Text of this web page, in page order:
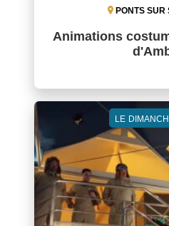
PONTS SUR
Animations
LE